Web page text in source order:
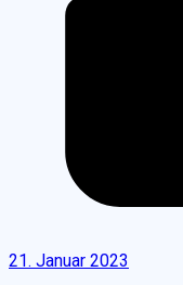
21. Januar 2023